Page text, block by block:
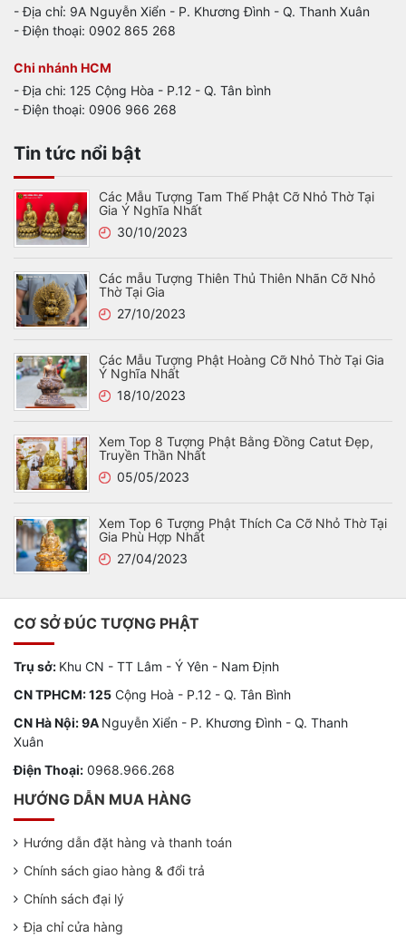
- Địa chỉ: 9A Nguyễn Xiển - P. Khương Đình - Q. Thanh Xuân
- Điện thoại: 0902 865 268
Chi nhánh HCM
- Địa chi: 125 Cộng Hòa - P.12 - Q. Tân bình
- Điện thoại: 0906 966 268
Tin tức nổi bật
Các Mẫu Tượng Tam Thế Phật Cỡ Nhỏ Thờ Tại
Gia Ý Nghĩa Nhất
30/10/2023
Các mẫu Tượng Thiên Thủ Thiên Nhãn Cỡ Nhỏ
Thờ Tại Gia
27/10/2023
Các Mẫu Tượng Phật Hoàng Cỡ Nhỏ Thờ Tại Gia
Ý Nghĩa Nhất
18/10/2023
Xem Top 8 Tượng Phật Bằng Đồng Catut Đẹp,
Truyền Thần Nhất
05/05/2023
Xem Top 6 Tượng Phật Thích Ca Cỡ Nhỏ Thờ Tại
Gia Phù Hợp Nhất
27/04/2023
CƠ SỞ ĐÚC TƯỢNG PHẬT
Trụ sở: Khu CN - TT Lâm - Ý Yên - Nam Định
CN TPHCM: 125 Cộng Hoà - P.12 - Q. Tân Bình
CN Hà Nội: 9A Nguyễn Xiển - P. Khương Đình - Q. Thanh
Xuân
Điện Thoại: 0968.966.268
HƯỚNG DẪN MUA HÀNG
Hướng dẫn đặt hàng và thanh toán
Chính sách giao hàng & đổi trả
Chính sách đại lý
Địa chỉ cửa hàng